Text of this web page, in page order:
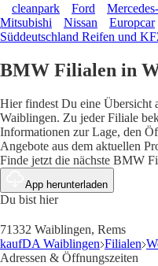
cleanpark Ford
Mitsubishi
Nissan Europcar
Süddeutschland Reifen und
BMW Filialen in
Hier findest Du eine Übersicht
Waiblingen. Zu jeder Filiale
Informationen zur Lage, den
Angebote aus dem aktuellen
Finde jetzt die nächste BMW
App herunterladen
Du bist hier
71332 Waiblingen, Rems
kaufDA Waiblingen Filialen
Adressen & Öffnungszeiten